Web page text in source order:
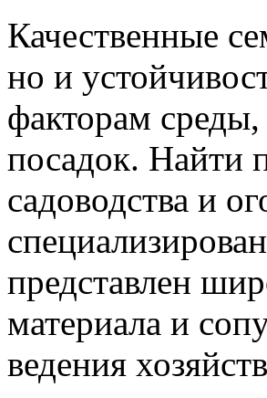
Качественные
но и
факторам
посадок. Найти
садоводства и
представлен
материала и
ведения